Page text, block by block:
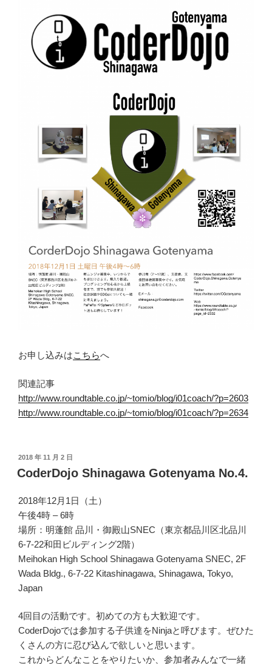
お申し込みはこちらへ
関連記事
http://www.roundtable.co.jp/~tomio/blog/i01coach/?p=2603
http://www.roundtable.co.jp/~tomio/blog/i01coach/?p=2634
投
稿
日:
2018 年 11 月 2 日
CoderDojo Shinagawa Gotenyama No.4.
2018年12月1日（土）
午後4時 – 6時
場所：明蓬館 品川・御殿山SNEC（東京都品川区北品川
6-7-22和田ビルディング2階）
Meihokan High School Shinagawa Gotenyama SNEC, 2F
Wada Bldg., 6-7-22 Kitashinagawa, Shinagawa, Tokyo,
Japan
4回目の活動です。初めての方も大歓迎です。
CoderDojoでは参加する子供達をNinjaと呼びます。ぜひた
くさんの方に忍び込んで欲しいと思います。
これからどんなことをやりたいか、参加者みんなで一緒